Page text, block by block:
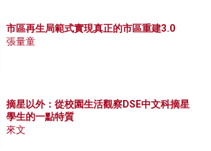
市區再生局範式實現真正的市區重建3.0
張量童
摘星以外：從校園生活觀察DSE中文科摘星
學生的一點特質
來文